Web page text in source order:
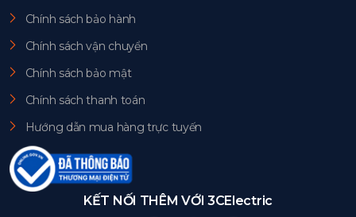
Chính sách bảo hành
Chính sách vận chuyển
Chính sách bảo mật
Chính sách thanh toán
Hướng dẫn mua hàng trực tuyến
KẾT NỐI THÊM VỚI 3CElectric